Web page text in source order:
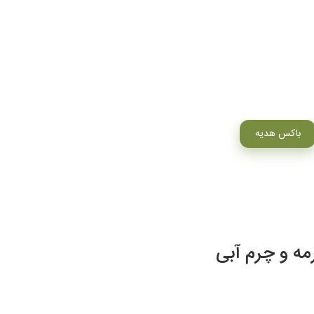
باکس هدیه
و چرم آبی